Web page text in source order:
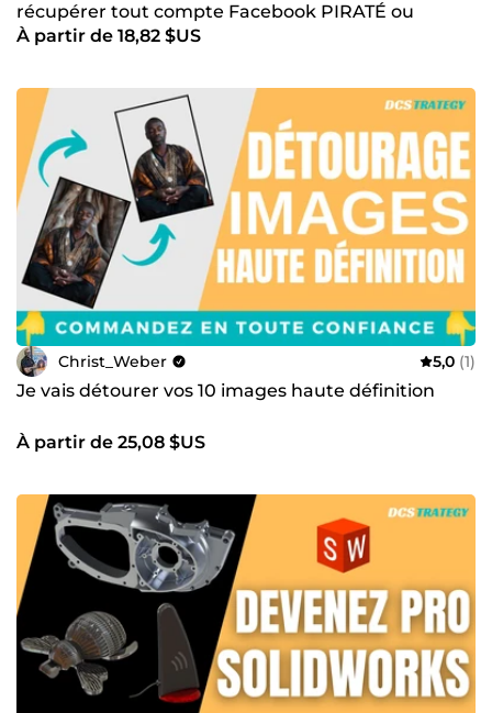
récupérer tout compte Facebook PIRATÉ ou
BANNI
À partir de 18,82 $US
Christ_Weber 5,0 (1)
Je vais détourer vos 10 images haute définition
À partir de 25,08 $US